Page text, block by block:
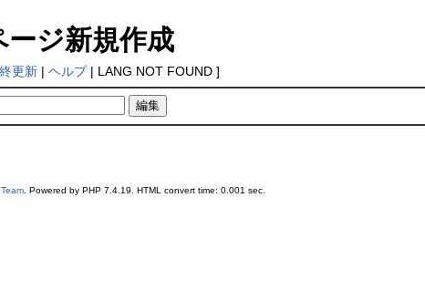
ージ新規作成
更新| ヘルプ| LANG NOT FOUND ]
. Powered by PHP 7.4.19. HTML convert time: 0.001 sec.